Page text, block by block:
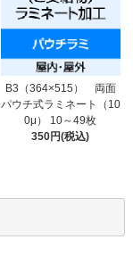
B3（364×515） 両面
パウチ式ラミネート（10
0μ） 10～49枚
350円(税込)